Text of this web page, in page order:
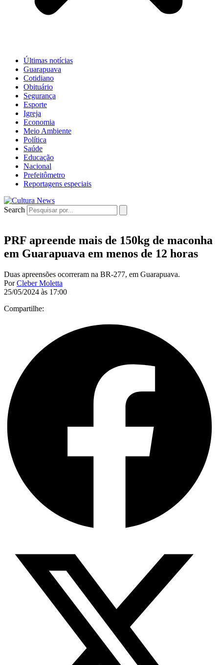
Últimas notícias
Guarapuava
Cotidiano
Obituário
Segurança
Esporte
Igreja
Economia
Meio Ambiente
Política
Saúde
Educação
Nacional
Prefeitômetro
Reportagens especiais
Search
PRF apreende mais de 150kg de maconha
em Guarapuava em menos de 12 horas
Duas apreensões ocorreram na BR-277, em Guarapuava.
PorCleber Moletta
25/05/2024 às 17:00
Compartilhe: